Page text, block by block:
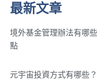
最新文章
境外基金管理辦法有哪
點
元宇宙投資方式有哪些